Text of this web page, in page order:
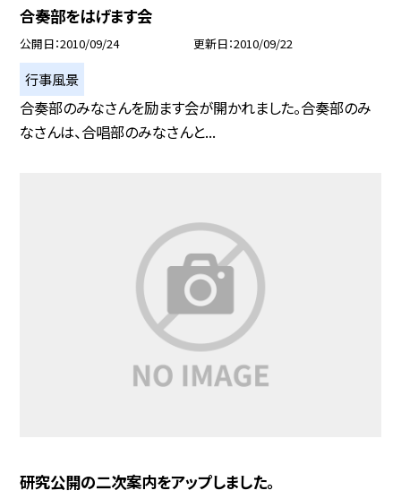
合奏部をはげます会
公開日 2010/09/24 更新日 2010/09/22
行事風景
合奏部のみなさんを励ます会が開かれました。合奏部のみ
なさんは、合唱部のみなさんと...
研究公開の二次案内をアップしました。